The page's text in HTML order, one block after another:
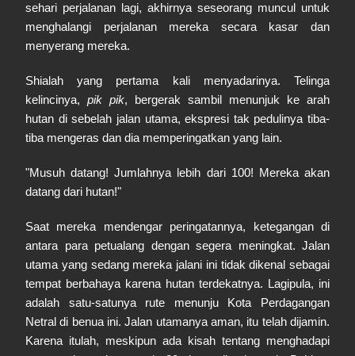
sehari perjalanan lagi, akhirnya seseorang muncul untuk
menghalangi perjalanan mereka secara kasar dan
menyerang mereka.
Shialah yang pertama kali menyadarinya. Telinga
kelincinya, pik pik, bergerak sambil menunjuk ke arah
hutan di sebelah jalan utama, ekspresi tak pedulinya tiba-
tiba mengeras dan dia memperingatkan yang lain.
"Musuh datang! Jumlahnya lebih dari 100! Mereka akan
datang dari hutan!"
Saat mereka mendengar peringatannya, ketegangan di
antara para petualang dengan segera meningkat. Jalan
utama yang sedang mereka jalani ini tidak dikenal sebagai
tempat berbahaya karena hutan terdekatnya. Lagipula, ini
adalah satu-satunya rute menunju Kota Perdagangan
Netral di benua ini. Jalan utamanya aman, itu telah dijamin.
Karena itulah, meskipun ada kisah tentang menghadapi